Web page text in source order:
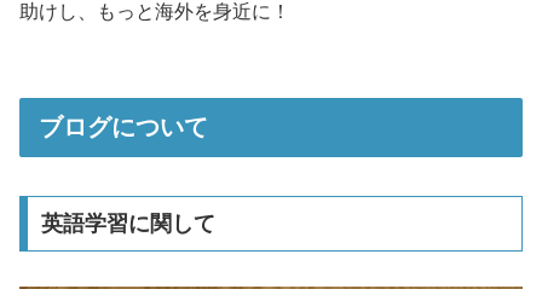
助けし、もっと海外を身近に！
ブログについて
英語学習に関して